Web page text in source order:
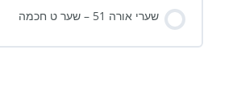
שערי אורה 51 – שער ט חכמה